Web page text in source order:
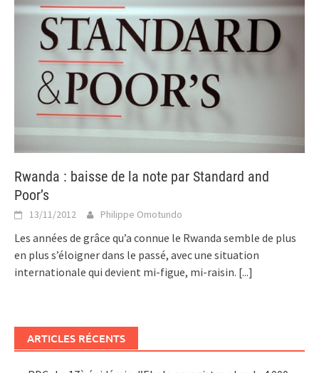
Rwanda : baisse de la note par Standard and
Poor’s
13/11/2012 Philippe Omotundo
Les années de grâce qu’a connue le Rwanda semble de plus
en plus s’éloigner dans le passé, avec une situation
internationale qui devient mi-figue, mi-raisin. [...]
ARTICLES RÉCENTS